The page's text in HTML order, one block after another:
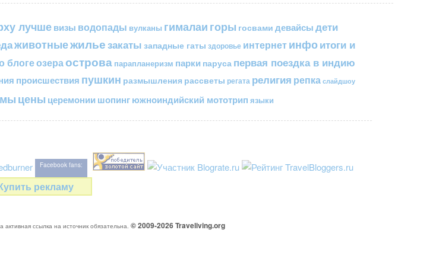
лучше визы водопады вулканы гималаи горы госвами девайсы дети
животныежильезакаты западные гаты здоровье интернетинфоитоги и
блогеозераострова парапланеризм парки паруса первая поездка в индию
происшествия пушкин размышления рассветы регата религия репка слайдшоу
цены церемонии шопингюжноиндийский мототрип языки
Facebook fans:
рекламу
ссылка на источник обязательна. © 2009-2026Traveliving.org